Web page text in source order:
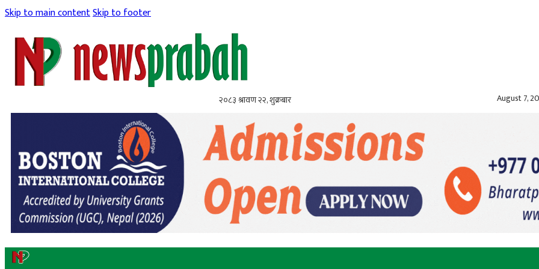
Skip to main contentSkip to footer
२०८३ श्रावण २२, शुक्रबार August 7,